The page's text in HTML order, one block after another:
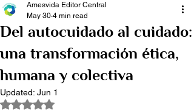
Del autocuidado al cuidado:
una transformación ética,
humana y colectiva
Amesvida Editor Central
May 30 4 min read
Updated: Jun 1
Rated NaN out of 5 stars.